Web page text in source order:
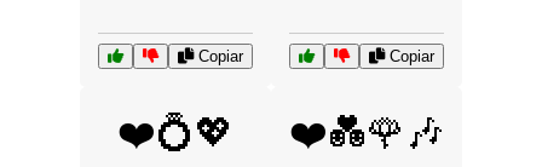
Copiar Copiar
❤️💍💖 ❤️💑🌹🎶